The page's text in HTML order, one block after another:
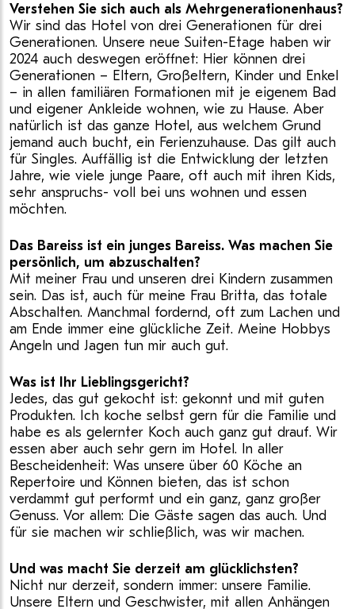
Verstehen Sie sich auch als Mehrgenerationenhaus?
Wir sind das Hotel von drei Generationen für drei
Generationen. Unsere neue Suiten-Etage haben wir
2024 auch deswegen eröffnet: Hier können drei
Generationen – Eltern, Großeltern, Kinder und Enkel
– in allen familiären Formationen mit je eigenem Bad
und eigener Ankleide wohnen, wie zu Hause. Aber
natürlich ist das ganze Hotel, aus welchem Grund
jemand auch bucht, ein Ferienzuhause. Das gilt auch
für Singles. Auffällig ist die Entwicklung der letzten
Jahre, wie viele junge Paare, oft auch mit ihren Kids,
sehr anspruchs- voll bei uns wohnen und essen
möchten.
Das Bareiss ist ein junges Bareiss. Was machen Sie
persönlich, um abzuschalten?
Mit meiner Frau und unseren drei Kindern zusammen
sein. Das ist, auch für meine Frau Britta, das totale
Abschalten. Manchmal fordernd, oft zum Lachen und
am Ende immer eine glückliche Zeit. Meine Hobbys
Angeln und Jagen tun mir auch gut.
Was ist Ihr Lieblingsgericht?
Jedes, das gut gekocht ist: gekonnt und mit guten
Produkten. Ich koche selbst gern für die Familie und
habe es als gelernter Koch auch ganz gut drauf. Wir
essen aber auch sehr gern im Hotel. In aller
Bescheidenheit: Was unsere über 60 Köche an
Repertoire und Können bieten, das ist schon
verdammt gut performt und ein ganz, ganz großer
Genuss. Vor allem: Die Gäste sagen das auch. Und
für sie machen wir schließlich, was wir machen.
Und was macht Sie derzeit am glücklichsten?
Nicht nur derzeit, sondern immer: unsere Familie.
Unsere Eltern und Geschwister, mit allen Anhängen